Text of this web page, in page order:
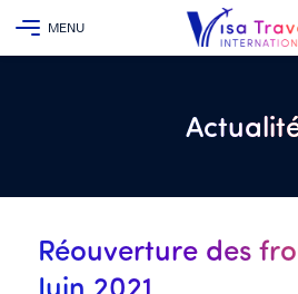
Réouverture des
Juin 2021